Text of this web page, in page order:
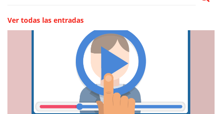
Ver todas las entradas